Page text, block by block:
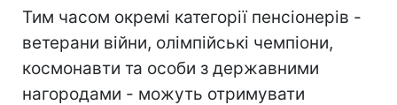
Тим часом окремі категорії пенсіонерів -
ветерани війни, олімпійські чемпіони,
космонавти та особи з державними
нагородами - можуть отримувати